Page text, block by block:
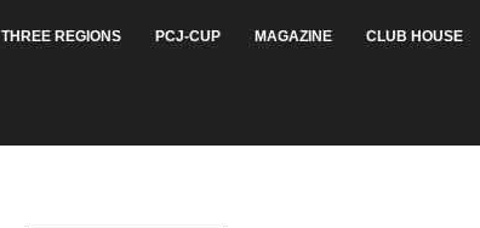
THREE REGIONS PCJ-CUP MAGAZINE CLUB HOUSE